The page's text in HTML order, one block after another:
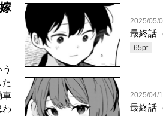
車
わ
2025/05/
最終話
65pt
2025/04/
最終話